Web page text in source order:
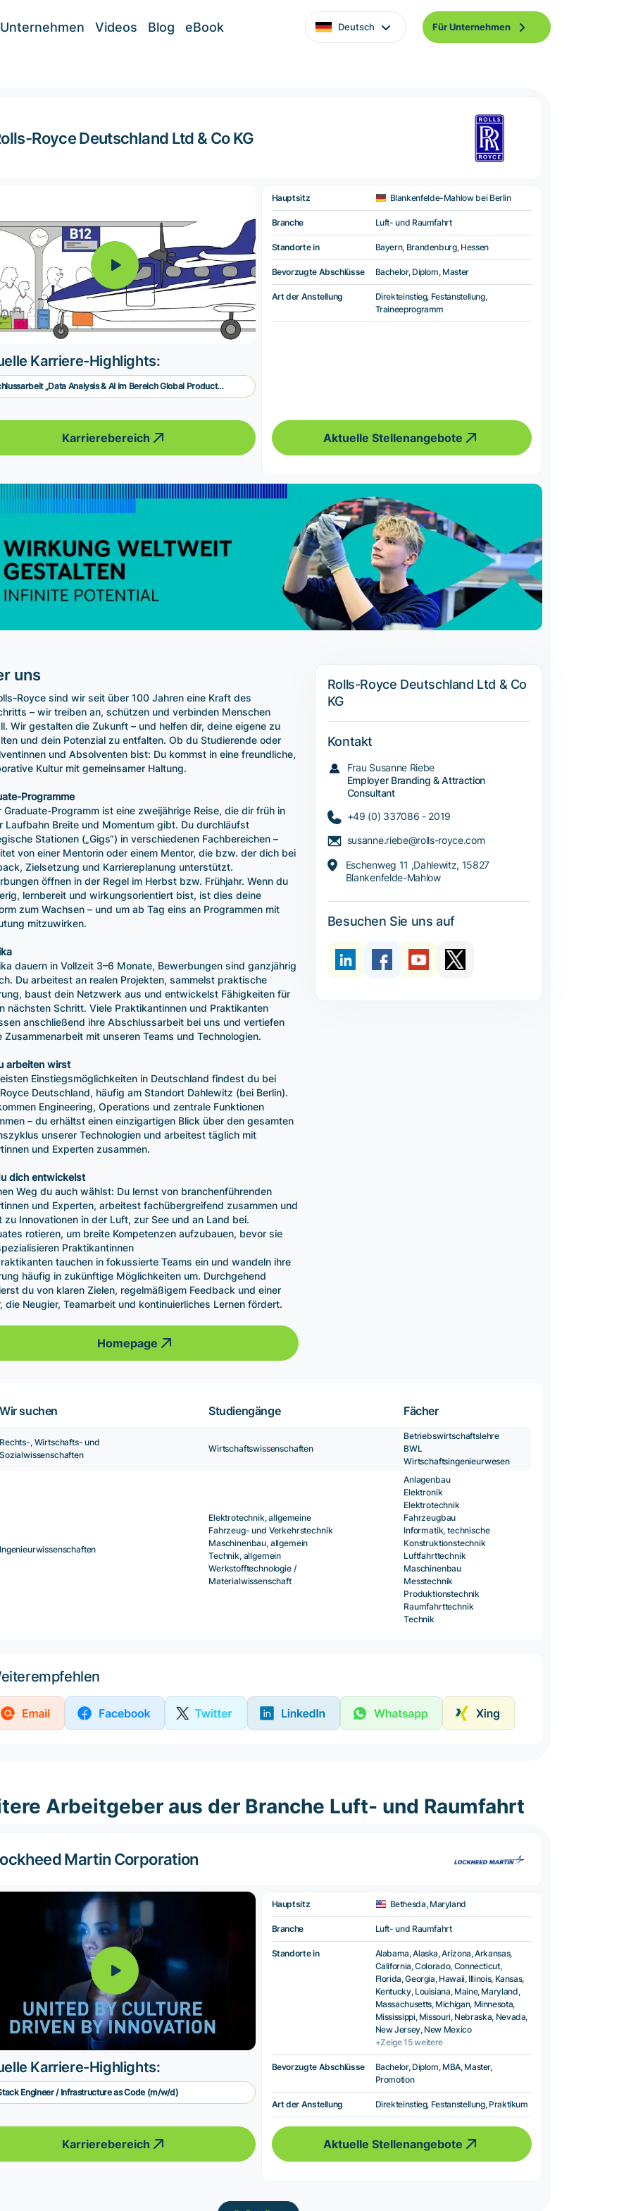
Unternehmen Videos Blog eBook Deutsch Für Unternehmen
Royce Deutschland Ltd & Co KG
Karriere-Highlights:
„Data Analysis & AI im Bereich Global Product
Karrierebereich
Hauptsitz Blankenfelde-Mahlow bei Berlin
Branche Luft- und Raumfahrt
Standorte in Bayern, Brandenburg, Hessen
Bevorzugte Abschlüsse Bachelor, Diplom, Master
Art der Anstellung
Direkteinstieg, Festanstellung,
Traineeprogramm
Aktuelle Stellenangebote
uns
Royce sind wir seit über 100 Jahren eine Kraft des
– wir treiben an, schützen und verbinden Menschen
Wir gestalten die Zukunft – und helfen dir, deine eigene zu
und dein Potenzial zu entfalten. Ob du Studierende oder
und Absolventen bist: Du kommst in eine freundliche,
Kultur mit gemeinsamer Haltung.
Programme
Graduate-Programm ist eine zweijährige Reise, die dir früh in
Laufbahn Breite und Momentum gibt. Du durchläufst
Stationen („Gigs“) in verschiedenen Fachbereichen –
von einer Mentorin oder einem Mentor, die bzw. der dich bei
Zielsetzung und Karriereplanung unterstützt.
öffnen in der Regel im Herbst bzw. Frühjahr. Wenn du
lernbereit und wirkungsorientiert bist, ist dies deine
zum Wachsen – und um ab Tag eins an Programmen mit
mitzuwirken.
dauern in Vollzeit 3–6 Monate, Bewerbungen sind ganzjährig
Du arbeitest an realen Projekten, sammelst praktische
baust dein Netzwerk aus und entwickelst Fähigkeiten für
nächsten Schritt. Viele Praktikantinnen und Praktikanten
anschließend ihre Abschlussarbeit bei uns und vertiefen
Zusammenarbeit mit unseren Teams und Technologien.
arbeiten wirst
Einstiegsmöglichkeiten in Deutschland findest du bei
Deutschland, häufig am Standort Dahlewitz (bei Berlin).
Engineering, Operations und zentrale Funktionen
– du erhältst einen einzigartigen Blick über den gesamten
unserer Technologien und arbeitest täglich mit
und Experten zusammen.
dich entwickelst
Weg du auch wählst: Du lernst von branchenführenden
und Experten, arbeitest fachübergreifend zusammen und
zu Innovationen in der Luft, zur See und an Land bei.
rotieren, um breite Kompetenzen aufzubauen, bevor sie
Praktikantinnen
tauchen in fokussierte Teams ein und wandeln ihre
häufig in zukünftige Möglichkeiten um. Durchgehend
du von klaren Zielen, regelmäßigem Feedback und einer
die Neugier, Teamarbeit und kontinuierliches Lernen fördert.
Homepage
Rolls-Royce Deutschland Ltd & Co
KG
Kontakt
Frau Susanne Riebe
Employer Branding & Attraction
Consultant
+49 (0) 337086 - 2019
susanne.riebe@rolls-royce.com
Eschenweg 11 ,Dahlewitz, 15827
Blankenfelde-Mahlow
Besuchen Sie uns auf
Wir suchen Studiengänge Fächer
Rechts-, Wirtschafts- und
Sozialwissenschaften
Wirtschaftswissenschaften
Betriebswirtschaftslehre
BWL
Wirtschaftsingenieurwesen
Ingenieurwissenschaften
Elektrotechnik, allgemeine
Fahrzeug- und Verkehrstechnik
Maschinenbau, allgemein
Technik, allgemein
Werkstofftechnologie /
Materialwissenschaft
Anlagenbau
Elektronik
Elektrotechnik
Fahrzeugbau
Informatik, technische
Konstruktionstechnik
Luftfahrttechnik
Maschinenbau
Messtechnik
Produktionstechnik
Raumfahrttechnik
Technik
Arbeitgeber aus der Branche Luft- und Raumfahrt
Martin Corporation
Karriere-Highlights:
Engineer / Infrastructure as Code (m/w/d)
Karrierebereich
Hauptsitz Bethesda, Maryland
Branche Luft- und Raumfahrt
Standorte in
Alabama, Alaska, Arizona, Arkansas,
California, Colorado, Connecticut,
Florida, Georgia, Hawaii, Illinois, Kansas,
Kentucky, Louisiana, Maine, Maryland,
Massachusetts, Michigan, Minnesota,
Mississippi, Missouri, Nebraska, Nevada,
New Jersey, New Mexico
+Zeige 15 weitere
Bevorzugte Abschlüsse
Bachelor, Diplom, MBA, Master,
Promotion
Art der Anstellung Direkteinstieg, Festanstellung, Praktikum
Aktuelle Stellenangebote